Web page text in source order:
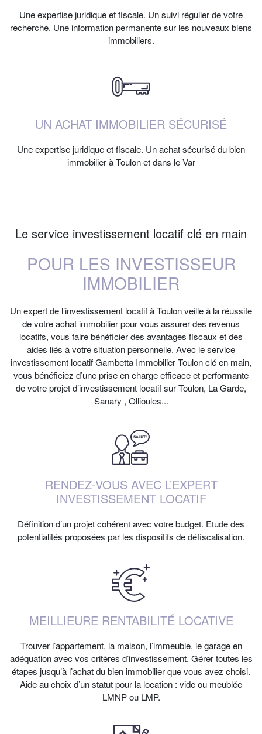
Une expertise juridique et fiscale. Un suivi régulier de votre
recherche. Une information permanente sur les nouveaux biens
immobiliers.
UN ACHAT IMMOBILIER SÉCURISÉ
Une expertise juridique et fiscale. Un achat sécurisé du bien
immobilier à Toulon et dans le Var
Le service investissement locatif clé en main
POUR LES INVESTISSEUR
IMMOBILIER
Un expert de l’investissement locatif à Toulon veille à la réussite
de votre achat immobilier pour vous assurer des revenus
locatifs, vous faire bénéficier des avantages fiscaux et des
aides liés à votre situation personnelle. Avec le service
investissement locatif Gambetta Immobilier Toulon clé en main,
vous bénéficiez d’une prise en charge efficace et performante
de votre projet d’investissement locatif sur Toulon, La Garde,
Sanary , Ollioules...
RENDEZ-VOUS AVEC L’EXPERT
INVESTISSEMENT LOCATIF
Définition d’un projet cohérent avec votre budget. Etude des
potentialités proposées par les dispositifs de défiscalisation.
MEILLIEURE RENTABILITÉ LOCATIVE
Trouver l’appartement, la maison, l’immeuble, le garage en
adéquation avec vos critères d’investissement. Gérer toutes les
étapes jusqu’à l’achat du bien immobilier que vous avez choisi.
Aide au choix d’un statut pour la location : vide ou meublée
LMNP ou LMP.